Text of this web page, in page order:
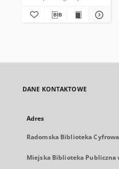
DANE KONTAKTOWE
Adres
Radomska Biblioteka Cyfrowa
Miejska Biblioteka Publiczna